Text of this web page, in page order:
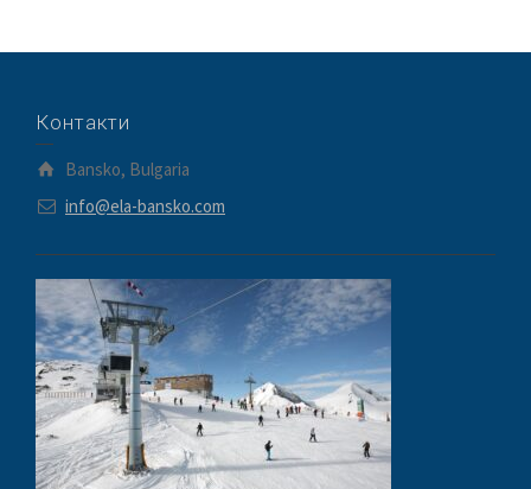
Контакти
Bansko, Bulgaria
info@ela-bansko.com